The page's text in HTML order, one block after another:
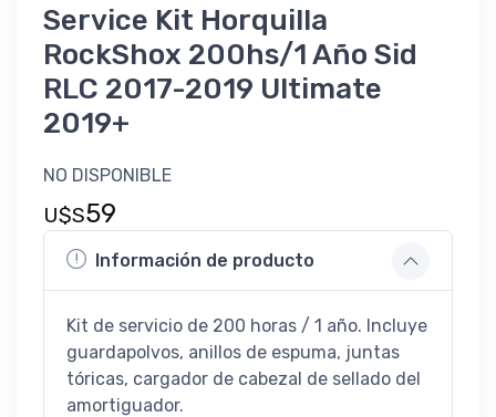
Service Kit Horquilla
RockShox 200hs/1 Año Sid
RLC 2017-2019 Ultimate
2019+
NO DISPONIBLE
U$S59
Información de producto
Kit de servicio de 200 horas / 1 año. Incluye
guardapolvos, anillos de espuma, juntas
tóricas, cargador de cabezal de sellado del
amortiguador.